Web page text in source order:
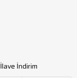
İndirim